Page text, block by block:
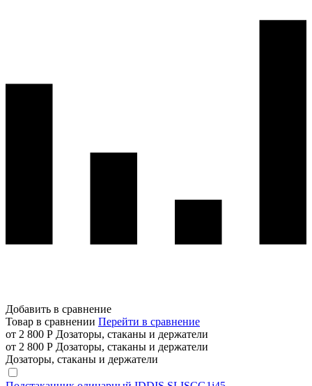
Добавить в сравнение
Товар в сравнении Перейти в сравнение
от 2 800 Р Дозаторы, стаканы и держатели
от 2 800 Р Дозаторы, стаканы и держатели
Дозаторы, стаканы и держатели